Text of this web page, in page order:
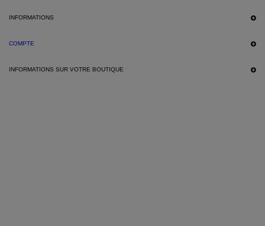
INFORMATIONS
COMPTE
INFORMATIONS SUR VOTRE BOUTIQUE